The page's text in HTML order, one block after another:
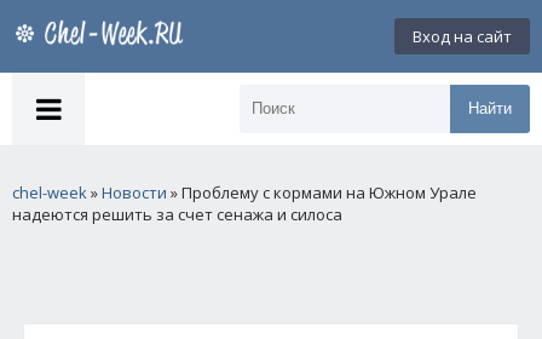
Вход на сайт
Найти
chel-week»Новости » Проблему с кормами на Южном Урале
надеются решить за счет сенажа и силоса